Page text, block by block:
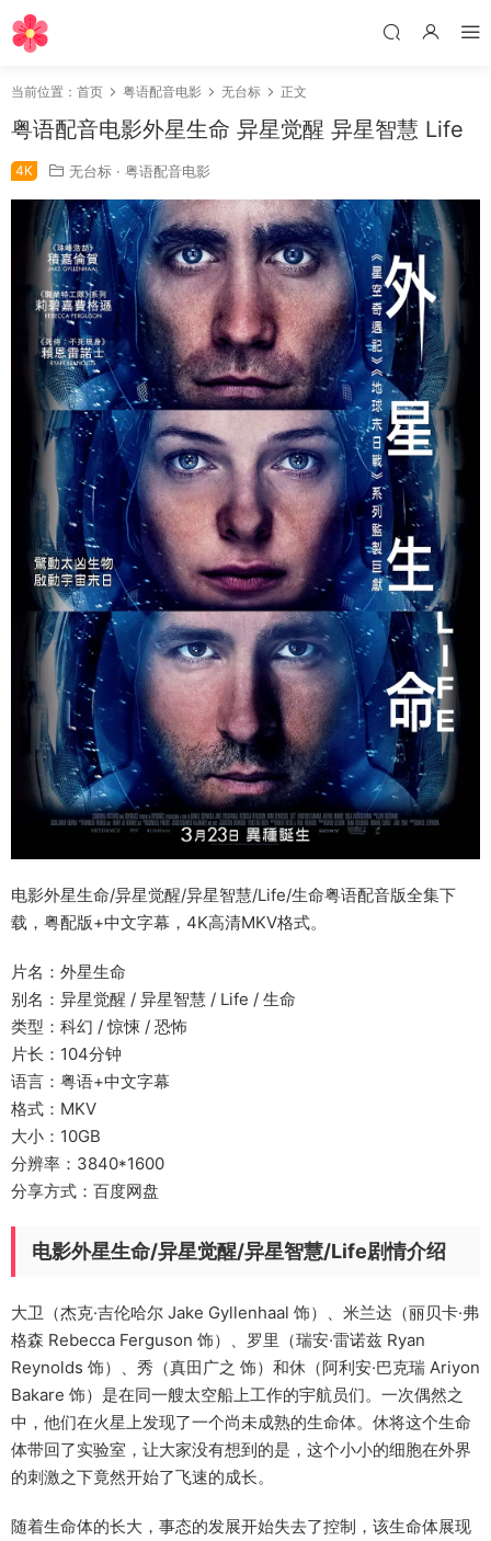
当前位置： 首页 粤语配音电影 无台标 正文
粤语配音电影外星生命 异星觉醒 异星智慧 Life
4K 无台标 · 粤语配音电影
电影外星生命/异星觉醒/异星智慧/Life/生命粤语配音版全集下
载，粤配版+中文字幕，4K高清MKV格式。
片名：外星生命
别名：异星觉醒 / 异星智慧 / Life / 生命
类型：科幻 / 惊悚 / 恐怖
片长：104分钟
语言：粤语+中文字幕
格式：MKV
大小：10GB
分辨率：3840*1600
分享方式：百度网盘
电影外星生命/异星觉醒/异星智慧/Life剧情介绍
大卫（杰克·吉伦哈尔 Jake Gyllenhaal 饰）、米兰达（丽贝卡·弗
格森 Rebecca Ferguson 饰）、罗里（瑞安·雷诺兹 Ryan
Reynolds 饰）、秀（真田广之 饰）和休（阿利安·巴克瑞 Ariyon
Bakare 饰）是在同一艘太空船上工作的宇航员们。一次偶然之
中，他们在火星上发现了一个尚未成熟的生命体。休将这个生命
体带回了实验室，让大家没有想到的是，这个小小的细胞在外界
的刺激之下竟然开始了飞速的成长。
随着生命体的长大，事态的发展开始失去了控制，该生命体展现